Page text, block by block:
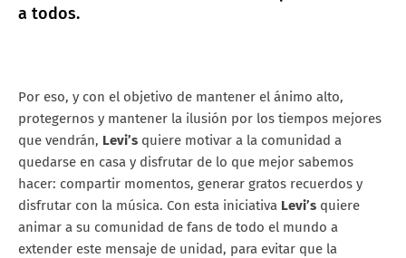
a todos.
Por eso, y con el objetivo de mantener el ánimo alto,
protegernos y mantener la ilusión por los tiempos mejores
que vendrán, Levi’s quiere motivar a la comunidad a
quedarse en casa y disfrutar de lo que mejor sabemos
hacer: compartir momentos, generar gratos recuerdos y
disfrutar con la música. Con esta iniciativa Levi’s quiere
animar a su comunidad de fans de todo el mundo a
extender este mensaje de unidad, para evitar que la